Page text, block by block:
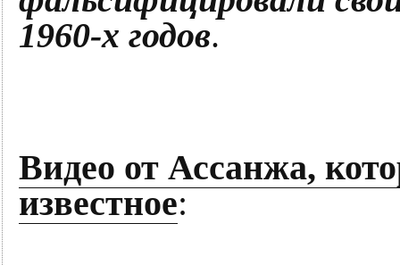
1960-х годов.
Видео от Ассанжа,
известное: